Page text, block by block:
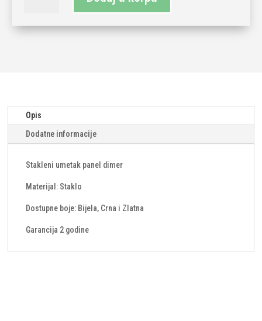
panel
Opis
Dodatne informacije
Stakleni umetak panel dimer
Materijal: Staklo
Dostupne boje: Bijela, Crna i Zlatna
Garancija 2 godine